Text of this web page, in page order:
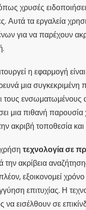
χρυσές
Αυτά τα εργαλεία
για να παρέχουν
η εφαρμογή
μια
τους ενσωματωμένους
μια πιθανή
ακριβή τοποθεσία
τεχνολογία σε
την ακρίβεια
εξοικονομεί
επιτυχίας. Η
να εισέλθουν σε